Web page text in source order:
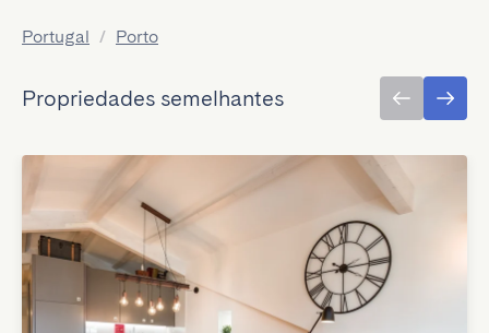
Portugal / Porto
Propriedades semelhantes